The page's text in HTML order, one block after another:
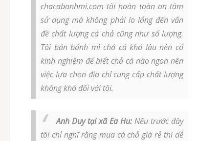
chacabanhmi.com tôi hoàn toàn an tâm
sử dụng mà không phải lo lắng đến vấn
đề chất lượng cá chả cũng như số lượng.
Tôi bán bánh mì chả cá khá lâu nên có
kinh nghiệm để biết chả cá nào ngon nên
việc lựa chọn địa chỉ cung cấp chất lượng
không khó đối với tôi.
Anh Duy tại xã Ea Hu: Nếu trước đây
tôi chỉ nghĩ rằng mua cá chả giá rẻ thì dễ